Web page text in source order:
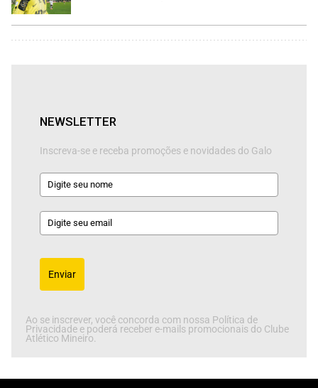
NEWSLETTER
Inscreva-se e receba promoções e novidades do Galo
Enviar
Ao se inscrever, você concorda com nossa Política de
Privacidade e poderá receber e-mails promocionais do Clube
Atlético Mineiro.